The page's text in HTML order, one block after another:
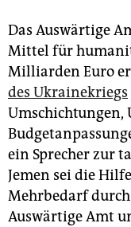
Das Auswärtige
Mittel für
Milliarden Euro
des Ukrainekriegs
Umschichtungen,
ein Sprecher zur
Jemen sei die
Mehrbedarf
Auswärtige Amt